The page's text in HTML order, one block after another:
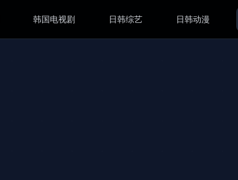
韩国电视剧 日韩综艺 日韩动漫